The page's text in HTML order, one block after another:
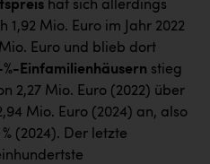
hat sich allerdings
Mio. Euro im Jahr 2022
Euro und blieb dort
Einfamilienhäusern stieg
2,27 Mio. Euro (2022) über
Mio. Euro (2024) an, also
% (2024). Der letzte